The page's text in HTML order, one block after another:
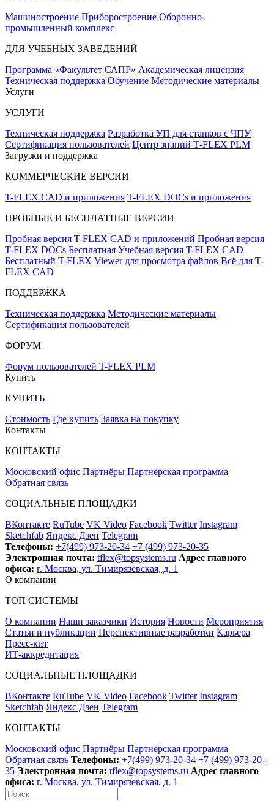
Машиностроение Приборостроение Оборонно-
промышленный комплекс
ДЛЯ УЧЕБНЫХ ЗАВЕДЕНИЙ
Программа «Факультет САПР» Академическая лицензия
Техническая поддержка Обучение Методические материалы
Услуги
УСЛУГИ
Техническая поддержка Разработка УП для станков с ЧПУ
Сертификация пользователей Центр знаний T‑FLEX PLM
Загрузки и поддержка
КОММЕРЧЕСКИЕ ВЕРСИИ
T-FLEX CAD и приложения T-FLEX DOCs и приложения
ПРОБНЫЕ И БЕСПЛАТНЫЕ ВЕРСИИ
Пробная версия T-FLEX CAD и приложений Пробная версия
T-FLEX DOCs Бесплатная Учебная версия T-FLEX CAD
Бесплатный T-FLEX Viewer для просмотра файлов Всё для T-
FLEX CAD
ПОДДЕРЖКА
Техническая поддержка Методические материалы
Сертификация пользователей
ФОРУМ
Форум пользователей T-FLEX PLM
Купить
КУПИТЬ
Стоимость Где купить Заявка на покупку
Контакты
КОНТАКТЫ
Московский офис Партнёры Партнёрская программа
Обратная связь
СОЦИАЛЬНЫЕ ПЛОЩАДКИ
ВКонтакте RuTube VK Video Facebook Twitter Instagram
Sketchfab Яндекс Дзен Telegram
Телефоны: +7(499) 973-20-34 +7 (499) 973-20-35
Электронная почта: tflex@topsystems.ru Адрес главного
офиса: г. Москва, ул. Тимирязевская, д. 1
О компании
ТОП СИСТЕМЫ
О компании Наши заказчики История Новости Мероприятия
Статьи и публикации Перспективные разработки Карьера
Пресс-кит
ИТ-аккредитация
СОЦИАЛЬНЫЕ ПЛОЩАДКИ
ВКонтакте RuTube VK Video Facebook Twitter Instagram
Sketchfab Яндекс Дзен Telegram
КОНТАКТЫ
Московский офис Партнёры Партнёрская программа
Обратная связь Телефоны: +7(499) 973-20-34 +7 (499) 973-20-
35 Электронная почта: tflex@topsystems.ru Адрес главного
офиса: г. Москва, ул. Тимирязевская, д. 1